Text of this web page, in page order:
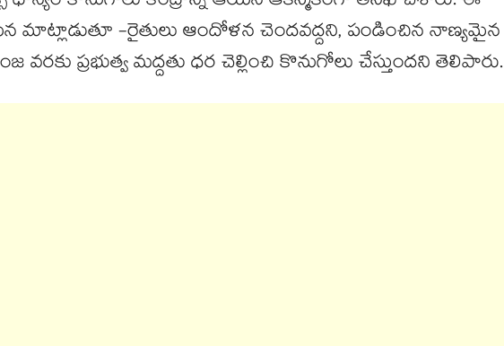
మాట్లాడుతూ -రైతులు ఆందోళన చెందవద్దని, పండించిన నాణ్యమైన
వరకు ప్రభుత్వ మద్దతు ధర చెల్లించి కొనుగోలు చేస్తుందని తెలిపారు.